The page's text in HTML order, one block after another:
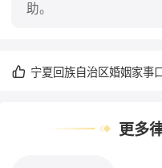
助。
宁夏回族自治区婚姻家事
更多